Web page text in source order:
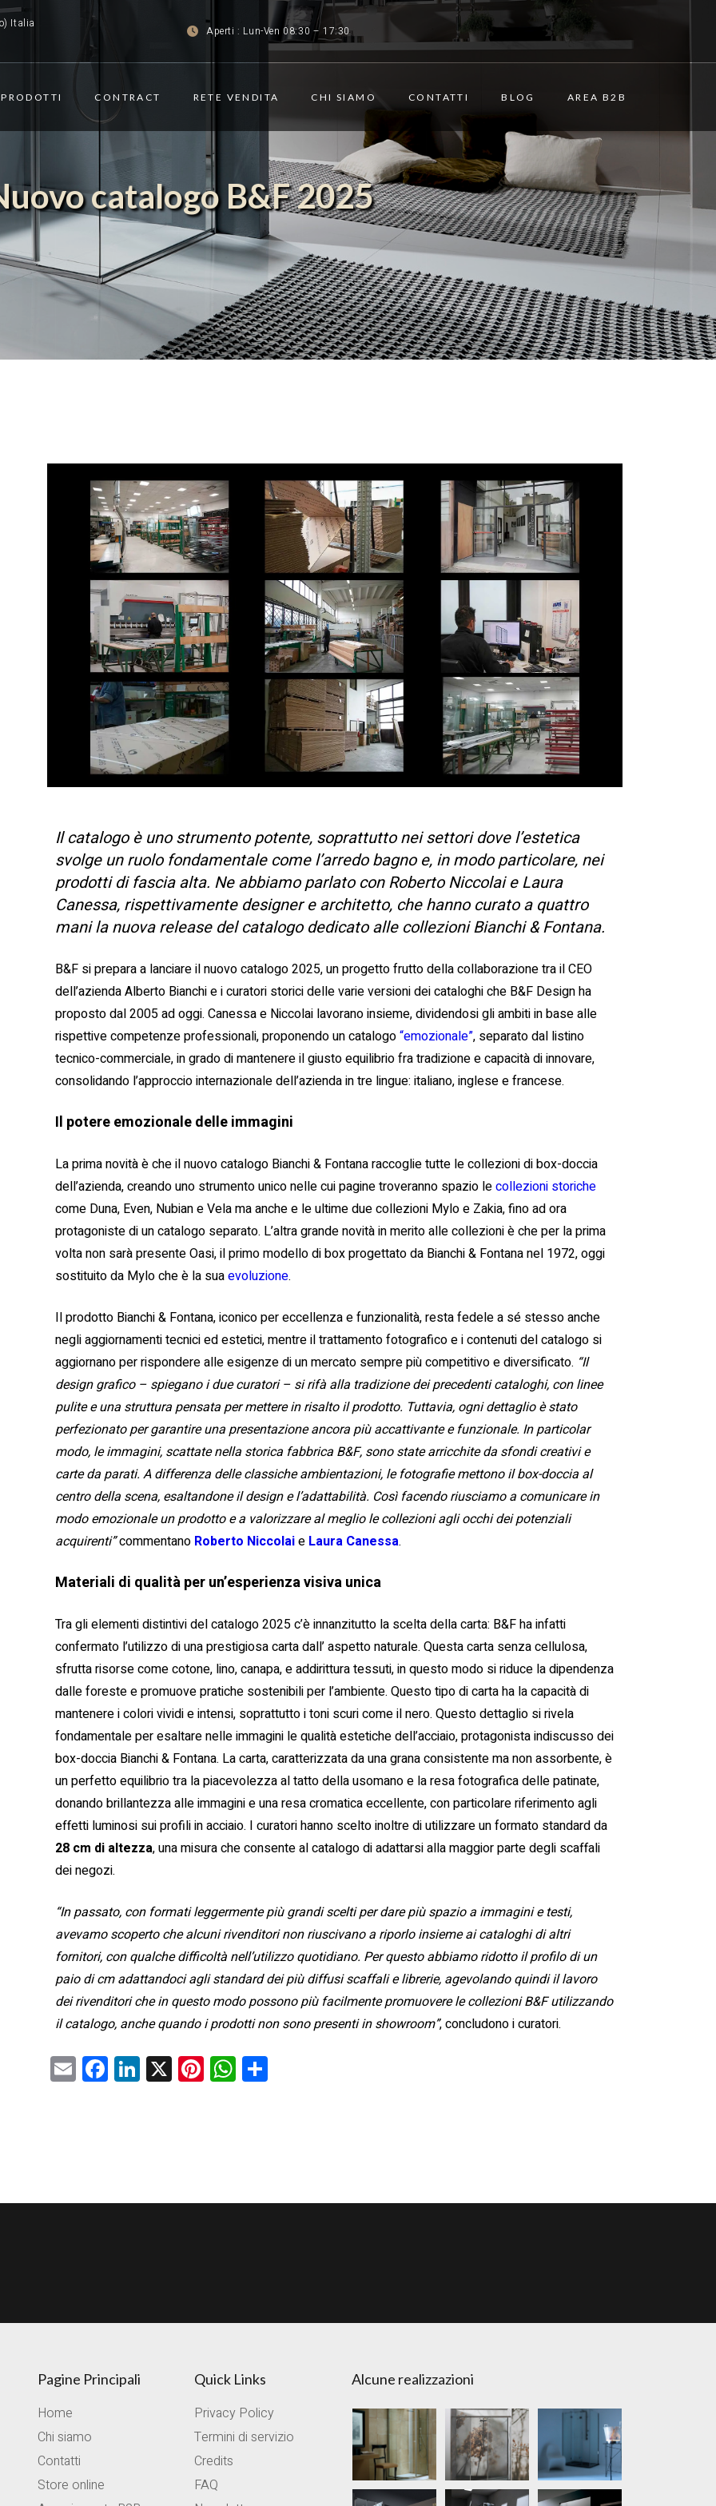
Italia
Aperti : Lun-Ven 08:30 – 17:30
PRODOTTI CONTRACT RETE VENDITA CHI SIAMO CONTATTI BLOG AREA B2B
catalogo B&F 2025
Il catalogo è uno strumento potente, soprattutto nei settori dove l’estetica
svolge un ruolo fondamentale come l’arredo bagno e, in modo particolare, nei
prodotti di fascia alta. Ne abbiamo parlato con Roberto Niccolai e Laura
Canessa, rispettivamente designer e architetto, che hanno curato a quattro
mani la nuova release del catalogo dedicato alle collezioni Bianchi & Fontana.
B&F si prepara a lanciare il nuovo catalogo 2025, un progetto frutto della collaborazione tra il CEO
dell’azienda Alberto Bianchi e i curatori storici delle varie versioni dei cataloghi che B&F Design ha
proposto dal 2005 ad oggi. Canessa e Niccolai lavorano insieme, dividendosi gli ambiti in base alle
rispettive competenze professionali, proponendo un catalogo“emozionale”, separato dal listino
tecnico-commerciale, in grado di mantenere il giusto equilibrio fra tradizione e capacità di innovare,
consolidando l’approccio internazionale dell’azienda in tre lingue: italiano, inglese e francese.
Il potere emozionale delle immagini
La prima novità è che il nuovo catalogo Bianchi & Fontana raccoglie tutte le collezioni di box-doccia
dell’azienda, creando uno strumento unico nelle cui pagine troveranno spazio lecollezioni storiche
come Duna, Even, Nubian e Vela ma anche e le ultime due collezioni Mylo e Zakia, fino ad ora
protagoniste di un catalogo separato. L’altra grande novità in merito alle collezioni è che per la prima
volta non sarà presente Oasi, il primo modello di box progettato da Bianchi & Fontana nel 1972, oggi
sostituito da Mylo che è la suaevoluzione.
Il prodotto Bianchi & Fontana, iconico per eccellenza e funzionalità, resta fedele a sé stesso anche
negli aggiornamenti tecnici ed estetici, mentre il trattamento fotografico e i contenuti del catalogo si
aggiornano per rispondere alle esigenze di un mercato sempre più competitivo e diversificato. “Il
design grafico – spiegano i due curatori – si rifà alla tradizione dei precedenti cataloghi, con linee
pulite e una struttura pensata per mettere in risalto il prodotto. Tuttavia, ogni dettaglio è stato
perfezionato per garantire una presentazione ancora più accattivante e funzionale. In particolar
modo, le immagini, scattate nella storica fabbrica B&F, sono state arricchite da sfondi creativi e
carte da parati. A differenza delle classiche ambientazioni, le fotografie mettono il box-doccia al
centro della scena, esaltandone il design e l’adattabilità. Così facendo riusciamo a comunicare in
modo emozionale un prodotto e a valorizzare al meglio le collezioni agli occhi dei potenziali
acquirenti”commentano Roberto Niccolaie Laura Canessa.
Materiali di qualità per un’esperienza visiva unica
Tra gli elementi distintivi del catalogo 2025 c’è innanzitutto la scelta della carta: B&F ha infatti
confermato l’utilizzo di una prestigiosa carta dall’ aspetto naturale. Questa carta senza cellulosa,
sfrutta risorse come cotone, lino, canapa, e addirittura tessuti, in questo modo si riduce la dipendenza
dalle foreste e promuove pratiche sostenibili per l’ambiente. Questo tipo di carta ha la capacità di
mantenere i colori vividi e intensi, soprattutto i toni scuri come il nero. Questo dettaglio si rivela
fondamentale per esaltare nelle immagini le qualità estetiche dell’acciaio, protagonista indiscusso dei
box-doccia Bianchi & Fontana. La carta, caratterizzata da una grana consistente ma non assorbente, è
un perfetto equilibrio tra la piacevolezza al tatto della usomano e la resa fotografica delle patinate,
donando brillantezza alle immagini e una resa cromatica eccellente, con particolare riferimento agli
effetti luminosi sui profili in acciaio. I curatori hanno scelto inoltre di utilizzare un formato standard da
28 cm di altezza, una misura che consente al catalogo di adattarsi alla maggior parte degli scaffali
dei negozi.
“In passato, con formati leggermente più grandi scelti per dare più spazio a immagini e testi,
avevamo scoperto che alcuni rivenditori non riuscivano a riporlo insieme ai cataloghi di altri
fornitori, con qualche difficoltà nell’utilizzo quotidiano. Per questo abbiamo ridotto il profilo di un
paio di cm adattandoci agli standard dei più diffusi scaffali e librerie, agevolando quindi il lavoro
dei rivenditori che in questo modo possono più facilmente promuovere le collezioni B&F utilizzando
il catalogo, anche quando i prodotti non sono presenti in showroom”, concludono i curatori.
E
m
F
a
o
Li
nk
X Pi
nt
W
h
p
C
di
Pagine Principali
Home
Chi siamo
Contatti
Store online
Quick Links
Privacy Policy
Termini di servizio
Credits
FAQ
Alcune realizzazioni